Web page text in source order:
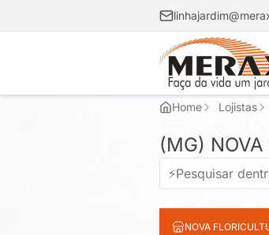
Home Lojistas
(MG) NOVA
NOVA